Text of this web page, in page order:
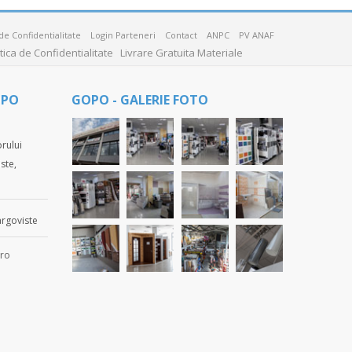
Confidentialitate Login Parteneri Contact ANPC PV ANAF
de Confidentialitate Livrare Gratuita Materiale
GOPO - GALERIE FOTO